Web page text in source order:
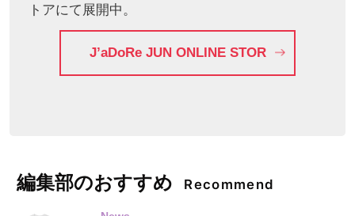
トアにて展開中。
J’aDoRe JUN ONLINE STOR
編集部のおすすめ Recommend